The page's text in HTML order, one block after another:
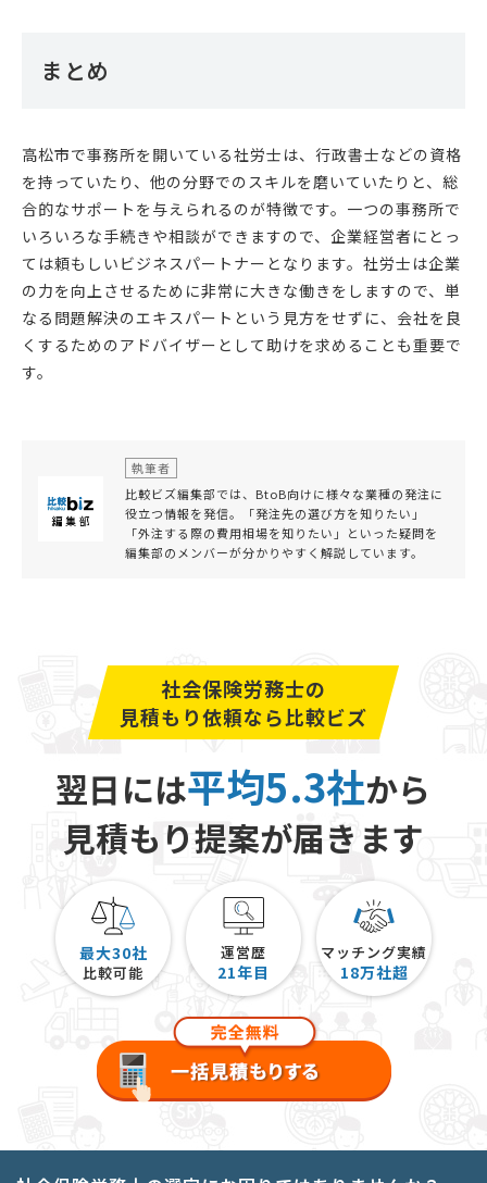
まとめ
高松市で事務所を開いている社労士は、行政書士などの資格
を持っていたり、他の分野でのスキルを磨いていたりと、総
合的なサポートを与えられるのが特徴です。一つの事務所で
いろいろな手続きや相談ができますので、企業経営者にとっ
ては頼もしいビジネスパートナーとなります。社労士は企業
の力を向上させるために非常に大きな働きをしますので、単
なる問題解決のエキスパートという見方をせずに、会社を良
くするためのアドバイザーとして助けを求めることも重要で
す。
執筆者
比較ビズ編集部では、BtoB向けに様々な業種の発注に
役立つ情報を発信。「発注先の選び方を知りたい」
「外注する際の費用相場を知りたい」といった疑問を
編集部のメンバーが分かりやすく解説しています。
社会保険労務士の
見積もり依頼なら比較ビズ
翌日には平均5.3社から
見積もり提案が届きます
最大30社
比較可能
運営歴
21年目
マッチング実績
18万社超